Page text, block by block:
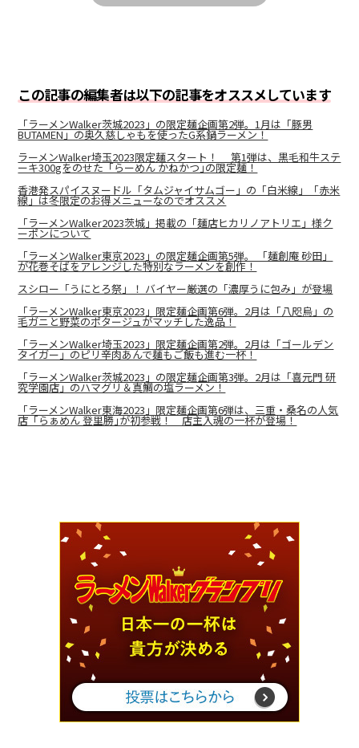
この記事の編集者は以下の記事をオススメしています
「ラーメンWalker茨城2023」の限定麺企画第2弾。1月は「豚男
BUTAMEN」の奥久慈しゃもを使ったG系鍋ラーメン！
ラーメンWalker埼玉2023限定麺スタート！ 第1弾は、黒毛和牛ステ
ーキ300gをのせた「らーめん かねかつ｣の限定麺！
香港発スパイスヌードル「タムジャイサムゴー」の「白米線」「赤米
線」は冬限定のお得メニューなのでオススメ
「ラーメンWalker2023茨城」掲載の「麺店ヒカリノアトリエ」様ク
ーポンについて
「ラーメンWalker東京2023」の限定麺企画第5弾。 「麺創庵 砂田」
が花巻そばをアレンジした特別なラーメンを創作！
スシロー「うにとろ祭」！ バイヤー厳選の「濃厚うに包み」が登場
「ラーメンWalker東京2023」限定麺企画第6弾。2月は「八咫烏」の
毛ガニと野菜のポタージュがマッチした逸品！
「ラーメンWalker埼玉2023」限定麺企画第2弾。2月は「ゴールデン
タイガー」のピリ辛肉あんで麺もご飯も進む一杯！
「ラーメンWalker茨城2023」の限定麺企画第3弾。2月は「喜元門 研
究学園店」のハマグリ＆真鯛の塩ラーメン！
「ラーメンWalker東海2023」限定麺企画第6弾は、三重・桑名の人気
店「らぁめん 登里勝｣が初参戦！ 店主入魂の一杯が登場！